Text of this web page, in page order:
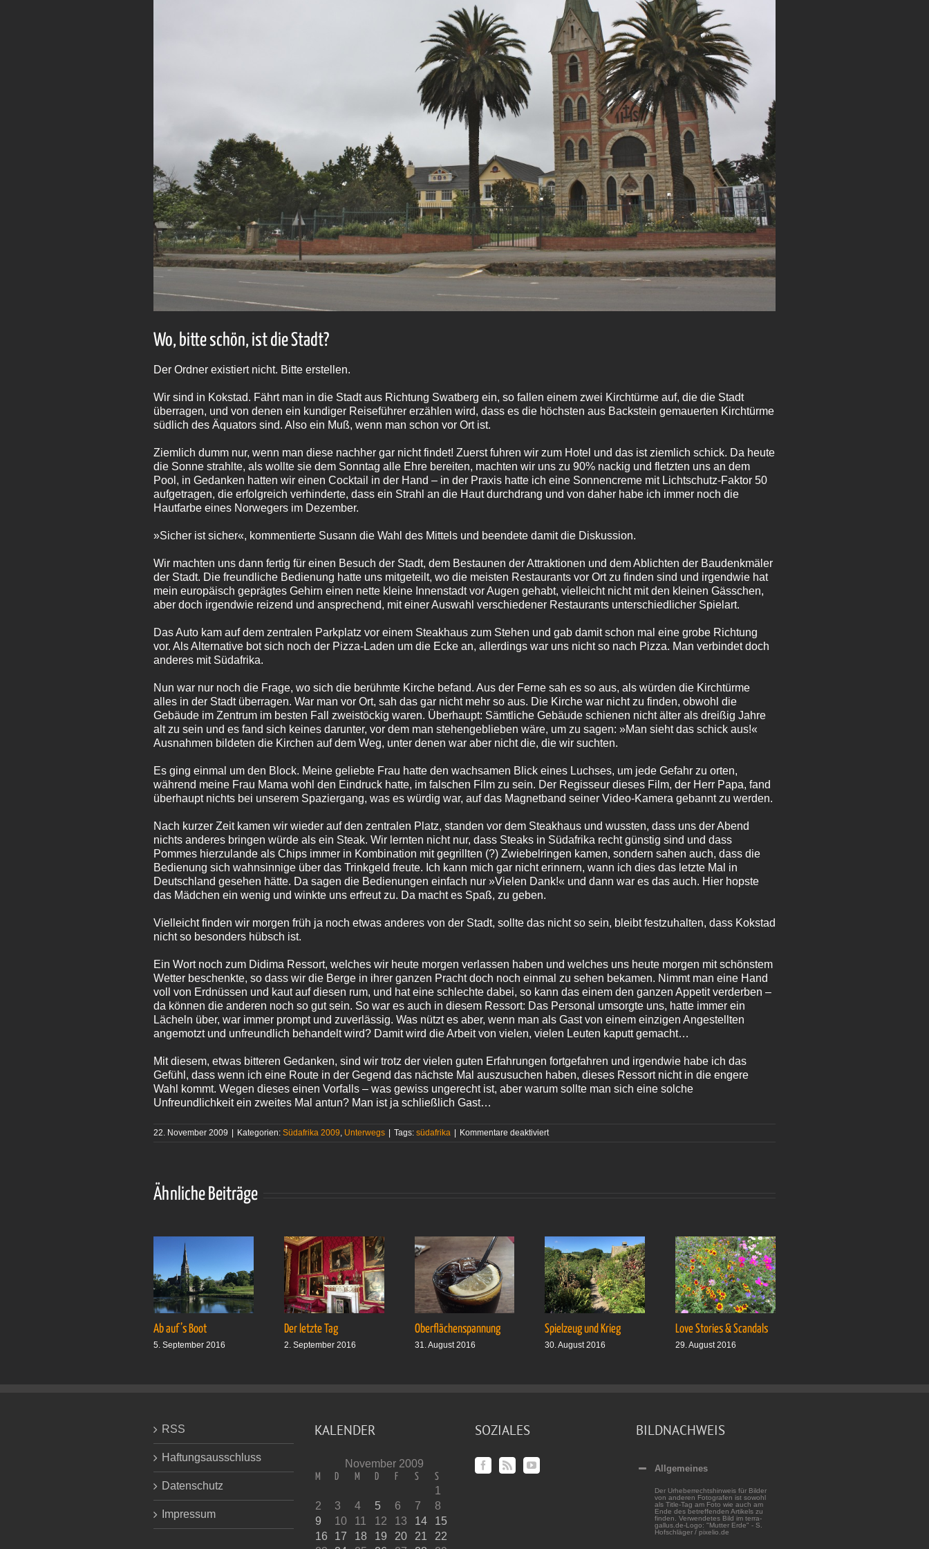
Wo, bitte schön, ist die Stadt?
Der Ordner existiert nicht. Bitte erstellen.
Wir sind in Kokstad. Fährt man in die Stadt aus Richtung Swatberg ein, so fallen einem zwei Kirchtürme auf, die die Stadt
überragen, und von denen ein kundiger Reiseführer erzählen wird, dass es die höchsten aus Backstein gemauerten Kirchtürme
südlich des Äquators sind. Also ein Muß, wenn man schon vor Ort ist.
Ziemlich dumm nur, wenn man diese nachher gar nicht findet! Zuerst fuhren wir zum Hotel und das ist ziemlich schick. Da heute
die Sonne strahlte, als wollte sie dem Sonntag alle Ehre bereiten, machten wir uns zu 90% nackig und fletzten uns an dem
Pool, in Gedanken hatten wir einen Cocktail in der Hand – in der Praxis hatte ich eine Sonnencreme mit Lichtschutz-Faktor 50
aufgetragen, die erfolgreich verhinderte, dass ein Strahl an die Haut durchdrang und von daher habe ich immer noch die
Hautfarbe eines Norwegers im Dezember.
»Sicher ist sicher«, kommentierte Susann die Wahl des Mittels und beendete damit die Diskussion.
Wir machten uns dann fertig für einen Besuch der Stadt, dem Bestaunen der Attraktionen und dem Ablichten der Baudenkmäler
der Stadt. Die freundliche Bedienung hatte uns mitgeteilt, wo die meisten Restaurants vor Ort zu finden sind und irgendwie hat
mein europäisch geprägtes Gehirn einen nette kleine Innenstadt vor Augen gehabt, vielleicht nicht mit den kleinen Gässchen,
aber doch irgendwie reizend und ansprechend, mit einer Auswahl verschiedener Restaurants unterschiedlicher Spielart.
Das Auto kam auf dem zentralen Parkplatz vor einem Steakhaus zum Stehen und gab damit schon mal eine grobe Richtung
vor. Als Alternative bot sich noch der Pizza-Laden um die Ecke an, allerdings war uns nicht so nach Pizza. Man verbindet doch
anderes mit Südafrika.
Nun war nur noch die Frage, wo sich die berühmte Kirche befand. Aus der Ferne sah es so aus, als würden die Kirchtürme
alles in der Stadt überragen. War man vor Ort, sah das gar nicht mehr so aus. Die Kirche war nicht zu finden, obwohl die
Gebäude im Zentrum im besten Fall zweistöckig waren. Überhaupt: Sämtliche Gebäude schienen nicht älter als dreißig Jahre
alt zu sein und es fand sich keines darunter, vor dem man stehengeblieben wäre, um zu sagen: »Man sieht das schick aus!«
Ausnahmen bildeten die Kirchen auf dem Weg, unter denen war aber nicht die, die wir suchten.
Es ging einmal um den Block. Meine geliebte Frau hatte den wachsamen Blick eines Luchses, um jede Gefahr zu orten,
während meine Frau Mama wohl den Eindruck hatte, im falschen Film zu sein. Der Regisseur dieses Film, der Herr Papa, fand
überhaupt nichts bei unserem Spaziergang, was es würdig war, auf das Magnetband seiner Video-Kamera gebannt zu werden.
Nach kurzer Zeit kamen wir wieder auf den zentralen Platz, standen vor dem Steakhaus und wussten, dass uns der Abend
nichts anderes bringen würde als ein Steak. Wir lernten nicht nur, dass Steaks in Südafrika recht günstig sind und dass
Pommes hierzulande als Chips immer in Kombination mit gegrillten (?) Zwiebelringen kamen, sondern sahen auch, dass die
Bedienung sich wahnsinnige über das Trinkgeld freute. Ich kann mich gar nicht erinnern, wann ich dies das letzte Mal in
Deutschland gesehen hätte. Da sagen die Bedienungen einfach nur »Vielen Dank!« und dann war es das auch. Hier hopste
das Mädchen ein wenig und winkte uns erfreut zu. Da macht es Spaß, zu geben.
Vielleicht finden wir morgen früh ja noch etwas anderes von der Stadt, sollte das nicht so sein, bleibt festzuhalten, dass Kokstad
nicht so besonders hübsch ist.
Ein Wort noch zum Didima Ressort, welches wir heute morgen verlassen haben und welches uns heute morgen mit schönstem
Wetter beschenkte, so dass wir die Berge in ihrer ganzen Pracht doch noch einmal zu sehen bekamen. Nimmt man eine Hand
voll von Erdnüssen und kaut auf diesen rum, und hat eine schlechte dabei, so kann das einem den ganzen Appetit verderben –
da können die anderen noch so gut sein. So war es auch in diesem Ressort: Das Personal umsorgte uns, hatte immer ein
Lächeln über, war immer prompt und zuverlässig. Was nützt es aber, wenn man als Gast von einem einzigen Angestellten
angemotzt und unfreundlich behandelt wird? Damit wird die Arbeit von vielen, vielen Leuten kaputt gemacht…
Mit diesem, etwas bitteren Gedanken, sind wir trotz der vielen guten Erfahrungen fortgefahren und irgendwie habe ich das
Gefühl, dass wenn ich eine Route in der Gegend das nächste Mal auszusuchen haben, dieses Ressort nicht in die engere
Wahl kommt. Wegen dieses einen Vorfalls – was gewiss ungerecht ist, aber warum sollte man sich eine solche
Unfreundlichkeit ein zweites Mal antun? Man ist ja schließlich Gast…
22. November 2009 | Kategorien: Südafrika 2009 Unterwegs | Tags: südafrika | Kommentare deaktiviertfür
Ähnliche Beiträge
Ab auf’s Boot
5. September 2016
Der letzte Tag
2. September 2016
Oberflächenspannung
31. August 2016
Spielzeug und Krieg
30. August 2016
Love Stories & Scandals
29. August 2016
RSS
Haftungsausschluss
Datenschutz
Impressum
KALENDER
November 2009
M D M D F S S
1
2
3 4 5 6 7
8
9
10 11 12 13 14
15
16
17 18 19 20 21
22
SOZIALES BILDNACHWEIS
Allgemeines
Der Urheberrechtshinweis für Bilder
von anderen Fotografen ist sowohl
als Title-Tag am Foto wie auch am
Ende des betreffenden Artikels zu
finden. Verwendetes Bild im terra-
gallus.de-Logo: "Mutter Erde" - S.
Hofschläger / pixelio.de